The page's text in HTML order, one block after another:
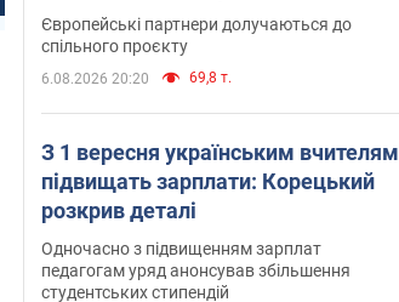
підтримку аграріїв. Відео
Європейські партнери долучаються до
спільного проєкту
6.08.2026 20:20 69,8 т.
З 1 вересня українським вчителям
підвищать зарплати: Корецький
розкрив деталі
Одночасно з підвищенням зарплат
педагогам уряд анонсував збільшення
студентських стипендій